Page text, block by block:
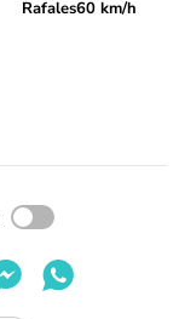
Rafales60 km/h